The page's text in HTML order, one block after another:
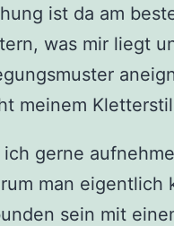
ist da am
was mir liegt
meinem
gerne
man
sein mit